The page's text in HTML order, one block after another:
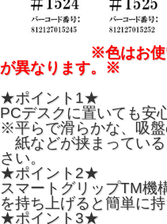
※色はお使いの
が異なります。※
★ポイント1★
PCデスクに置いても安
※平らで滑らかな、吸盤
紙などが挟まってい
さい。
★ポイント2★
スマートグリップTM機
を持ち上げると簡単に
★ポイント3★